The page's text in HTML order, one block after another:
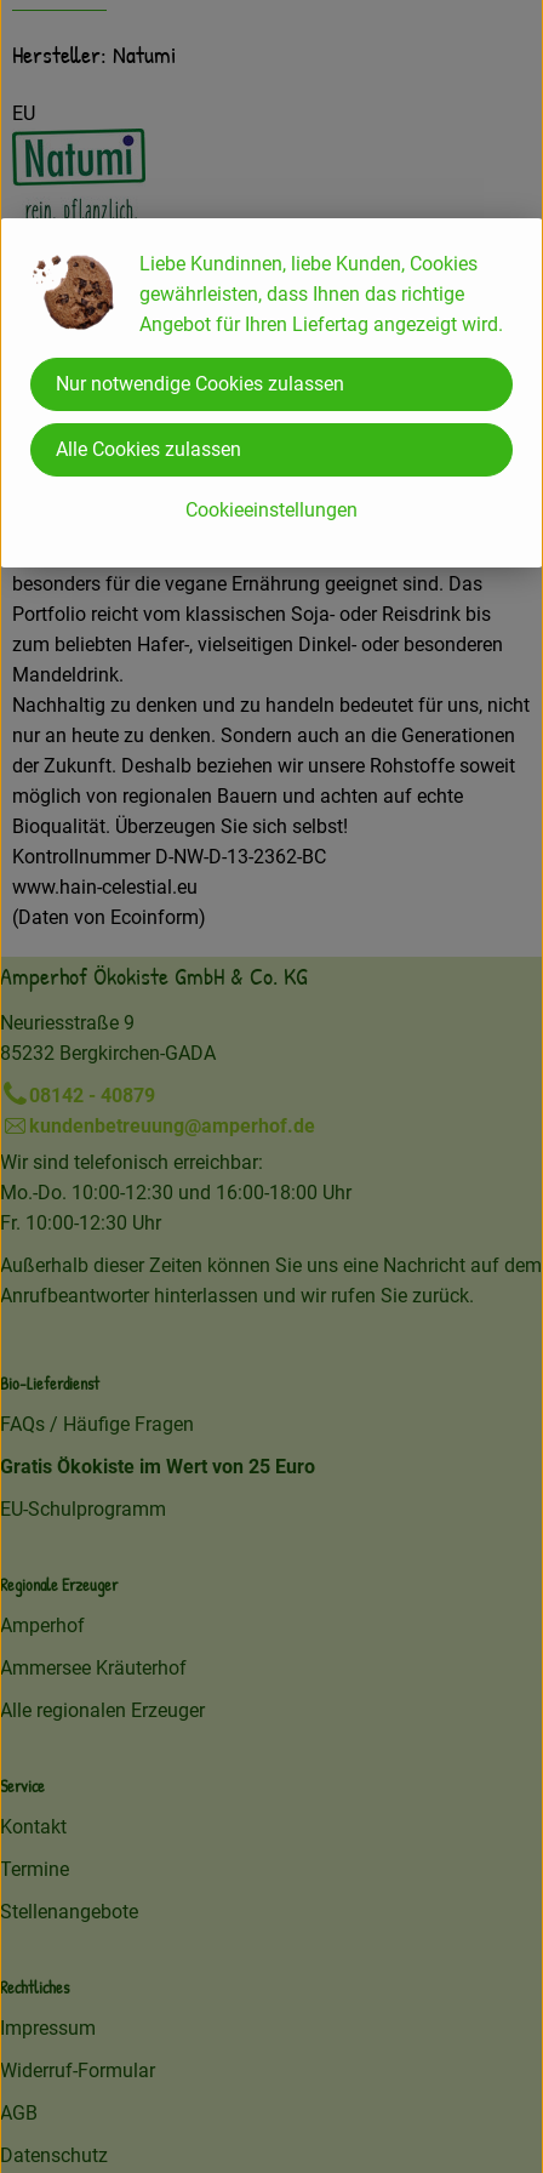
Hersteller: Natumi
EU
Natumi GmbH
D 53840 Troisdorf
Natumi: Macher von
Milchalternativen aus Überzeugung
Pflanzendrinks und Cuisine-Produkte in Bioqualität, die alle
besonders für die vegane Ernährung geeignet sind. Das
Portfolio reicht vom klassischen Soja- oder Reisdrink bis
zum beliebten Hafer-, vielseitigen Dinkel- oder besonderen
Mandeldrink.
Nachhaltig zu denken und zu handeln bedeutet für uns, nicht
nur an heute zu denken. Sondern auch an die Generationen
der Zukunft. Deshalb beziehen wir unsere Rohstoffe soweit
möglich von regionalen Bauern und achten auf echte
Bioqualität. Überzeugen Sie sich selbst!
Kontrollnummer D-NW-D-13-2362-BC
www.hain-celestial.eu
(Daten von Ecoinform)
Amperhof Ökokiste GmbH & Co. KG
Neuriesstraße 9
85232 Bergkirchen-GADA
08142 - 40879
kundenbetreuung@amperhof.de
Wir sind telefonisch erreichbar:
Mo.-Do. 10:00-12:30 und 16:00-18:00 Uhr
Fr. 10:00-12:30 Uhr
Außerhalb dieser Zeiten können Sie uns eine Nachricht auf dem
Anrufbeantworter hinterlassen und wir rufen Sie zurück.
Bio-Lieferdienst
FAQs / Häufige Fragen
Gratis Ökokiste im Wert von 25 Euro
EU-Schulprogramm
Regionale Erzeuger
Amperhof
Ammersee Kräuterhof
Alle regionalen Erzeuger
Service
Kontakt
Termine
Stellenangebote
Rechtliches
Impressum
Widerruf-Formular
AGB
Datenschutz
Liebe Kundinnen, liebe Kunden, Cookies
gewährleisten, dass Ihnen das richtige
Angebot für Ihren Liefertag angezeigt wird.
Cookieeinstellungen
Nur notwendige Cookies zulassen
Alle Cookies zulassen